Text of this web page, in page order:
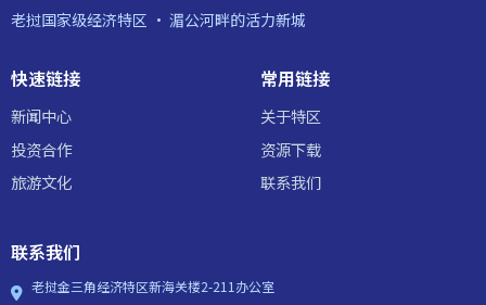
老挝国家级经济特区 · 湄公河畔的活力新城
快速链接
新闻中心
投资合作
旅游文化
常用链接
关于特区
资源下载
联系我们
联系我们
老挝金三角经济特区新海关楼2-211办公室